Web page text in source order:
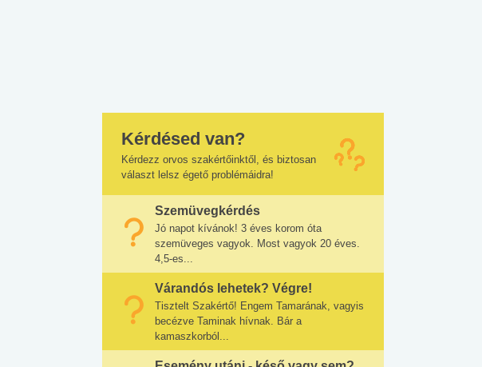
Kérdésed van?
Kérdezz orvos szakértőinktől, és biztosan
választ lelsz égető problémáidra!
Szemüvegkérdés
Jó napot kívánok! 3 éves korom óta
szemüveges vagyok. Most vagyok 20 éves.
4,5-es...
Várandós lehetek? Végre!
Tisztelt Szakértő! Engem Tamarának, vagyis
becézve Taminak hívnak. Bár a
kamaszkorból...